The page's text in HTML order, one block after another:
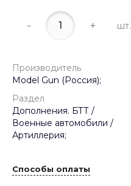
- + шт.
Производитель
Model Gun (Россия);
Раздел
Дополнения. БТТ /
Военные автомобили /
Артиллерия;
Способы оплаты